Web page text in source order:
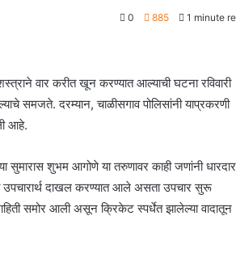
0 885 1 minute
वार करीत खून करण्यात आल्याची घटना रविवारी
समजते. दरम्यान, चाळीसगाव पोलिसांनी याप्रकरणी
आहे.
सुमारास शुभम आगोणे या तरुणावर काही जणांनी धारदार
उपचारार्थ दाखल करण्यात आले असता उपचार सुरू
समोर आली असून क्रिकेट स्पर्धेत झालेल्या वादातून